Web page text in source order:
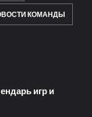
КОМАНДЫ
игр и